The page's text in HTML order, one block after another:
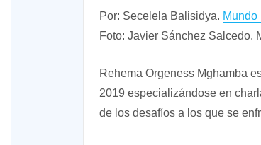
Por: Secelela Balisidya. Mundo
Foto: Javier Sánchez Salcedo.
Rehema Orgeness Mghamba
2019 especializándose en
de los desafíos a los que se
XVIII Domingo ordinario.